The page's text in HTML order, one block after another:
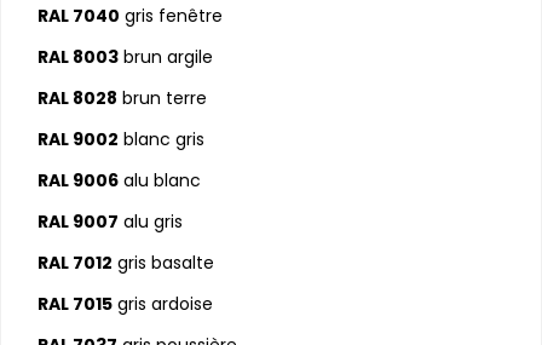
RAL 7040 gris fenêtre
RAL 8003 brun argile
RAL 8028 brun terre
RAL 9002 blanc gris
RAL 9006 alu blanc
RAL 9007 alu gris
RAL 7012 gris basalte
RAL 7015 gris ardoise